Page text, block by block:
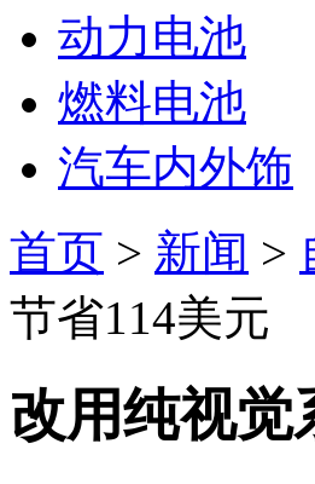
动力电池
燃料电池
汽车内外饰
首页 > 新闻 >
节省114美元
改用纯视觉